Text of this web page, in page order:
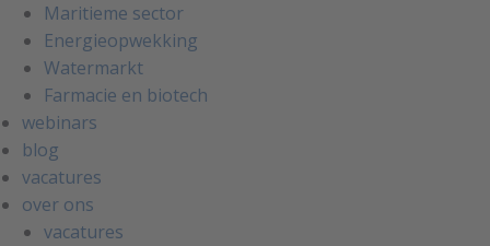
Maritieme sector
Energieopwekking
Watermarkt
Farmacie en biotech
webinars
blog
vacatures
over ons
vacatures